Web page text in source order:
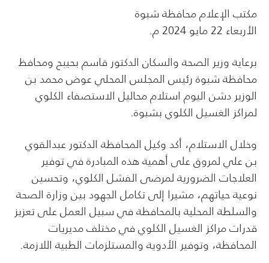
مكتب الإعلام محافظة شبوة
الأربعاء 22 مايو 2024 م.
برعاية وزير الصحة والسكان الدكتور قاسم بحيبح ومحافظ
محافظة شبوة رئيس المجلس المحلي عوض محمد بن
الوزير دشن اليوم استلام محاليل الاستصفاء الكلوي
لمراكز الغسيل الكلوي بشبوة.
وخلال الاستلام، أكد وكيل المحافظة الدكتور عبدالقوي
بن علي لمروق على أهمية هذه المبادرة في توفير
العلاجات الضرورية لمرضى الفشل الكلوي، وتحسين
نوعية حياتهم، مشيرا إلى تكامل الجهود بين وزارة الصحة
والسلطة المحلية بالمحافظة في سبيل العمل على تعزيز
قدرات مراكز الغسيل الكلوي في مختلف مديريات
المحافظة، وتوفير الأدوية والمستلزمات الطبية اللازمة.